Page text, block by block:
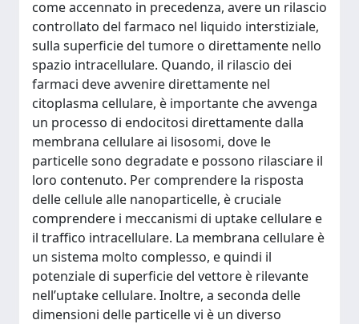
come accennato in precedenza, avere un rilascio
controllato del farmaco nel liquido interstiziale,
sulla superficie del tumore o direttamente nello
spazio intracellulare. Quando, il rilascio dei
farmaci deve avvenire direttamente nel
citoplasma cellulare, è importante che avvenga
un processo di endocitosi direttamente dalla
membrana cellulare ai lisosomi, dove le
particelle sono degradate e possono rilasciare il
loro contenuto. Per comprendere la risposta
delle cellule alle nanoparticelle, è cruciale
comprendere i meccanismi di uptake cellulare e
il traffico intracellulare. La membrana cellulare è
un sistema molto complesso, e quindi il
potenziale di superficie del vettore è rilevante
nell’uptake cellulare. Inoltre, a seconda delle
dimensioni delle particelle vi è un diverso